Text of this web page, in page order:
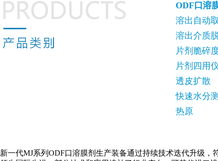
ODF口溶
溶出自动
溶出介质
片剂脆碎
片剂四用
透皮扩散
快速水分
热原
新一代MJ系列ODF口溶膜剂生产装备通过持续技术迭代升级，